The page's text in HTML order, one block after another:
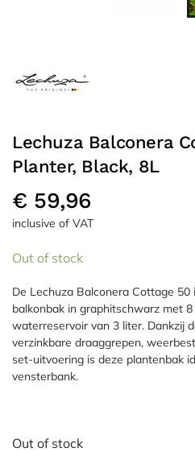
Lechuza Balconera
Planter, Black, 8L
€ 59,96
inclusive of VAT
Out of stock
De Lechuza Balconera Cottage
balkonbak in graphitschwarz met
waterreservoir van 3 liter. Dankzij
verzinkbare draaggrepen,
set-uitvoering is deze plantenbak
vensterbank.
Out of stock